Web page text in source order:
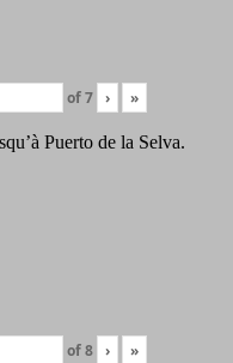
of7 › »
Puerto de la Selva.
of8 › »